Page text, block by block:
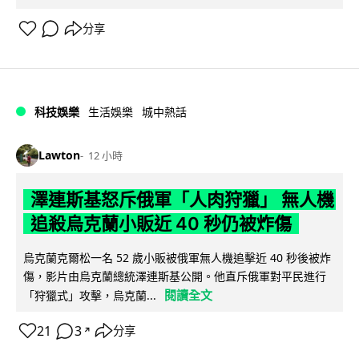
分享
科技娛樂 生活娛樂 城中熱話
Lawton 12 小時
澤連斯基怒斥俄軍「人肉狩獵」 無人機
追殺烏克蘭小販近 40 秒仍被炸傷
烏克蘭克爾松一名 52 歲小販被俄軍無人機追擊近 40 秒後被炸
傷，影片由烏克蘭總統澤連斯基公開。他直斥俄軍對平民進行
「狩獵式」攻擊，烏克蘭...
閱讀全文
21 3 ↗ 分享